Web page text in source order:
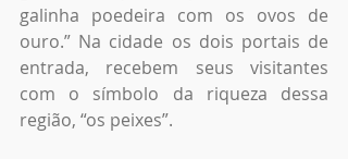
galinha poedeira com os ovos de
ouro.” Na cidade os dois portais de
entrada, recebem seus visitantes
com o símbolo da riqueza dessa
região, “os peixes”.